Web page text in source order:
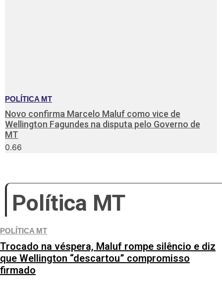
POLÍTICA MT
Novo confirma Marcelo Maluf como vice de
Wellington Fagundes na disputa pelo Governo de
MT
Política MT
POLÍTICA MT
Trocado na véspera, Maluf rompe silêncio e diz
que Wellington “descartou” compromisso
firmado